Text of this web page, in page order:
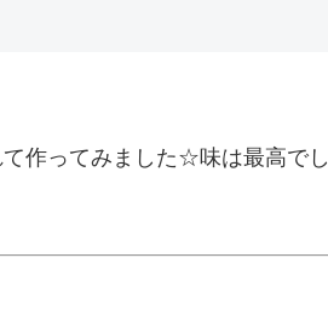
作ってみました☆味は最高でし